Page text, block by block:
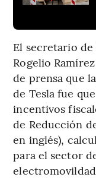
El secretario
Rogelio
de prensa que
de Tesla fue
incentivos
de Reducción
en inglés),
para el sector